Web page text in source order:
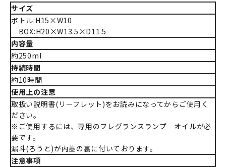
サイズ
ボトル:H15×W10
BOX:H20×W13.5×D11.5
内容量
約250ml
持続時間
約10時間
使用上の注意
取扱い説明書(リーフレット)をお読みになってからご使用く
ださい。
※ご使用するには、専用のフレグランスランプ オイルが必
要です。
漏斗(ろうと)が内蓋の裏に付いております。
注意事項